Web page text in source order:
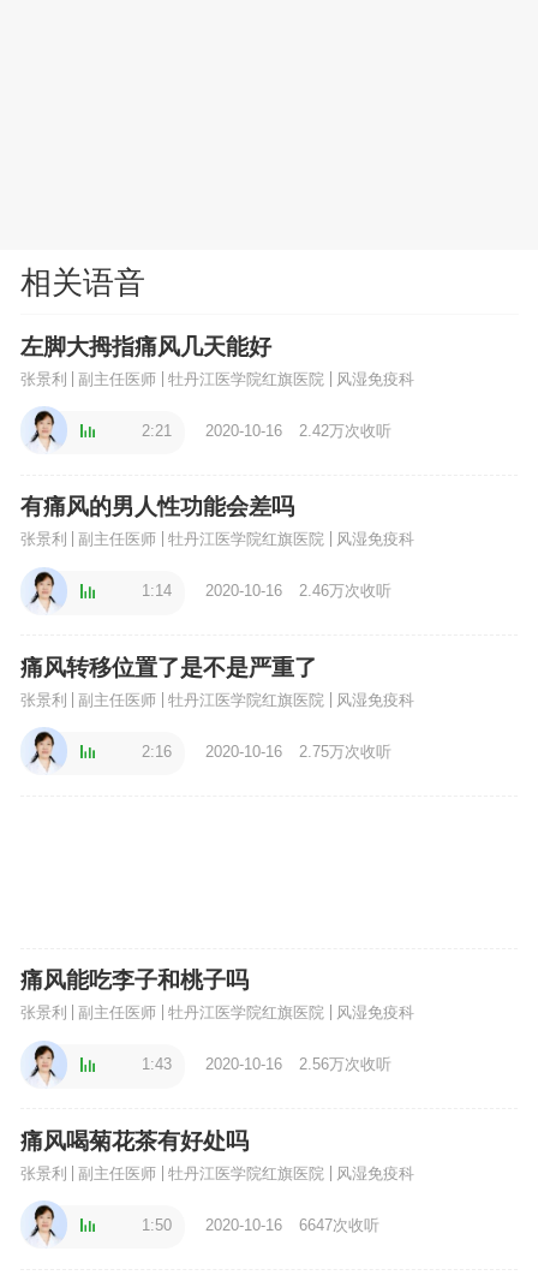
相关语音
左脚大拇指痛风几天能好
张景利 副主任医师 牡丹江医学院红旗医院 风湿免疫科
2:21 2020-10-16 2.42万次收听
有痛风的男人性功能会差吗
张景利 副主任医师 牡丹江医学院红旗医院 风湿免疫科
1:14 2020-10-16 2.46万次收听
痛风转移位置了是不是严重了
张景利 副主任医师 牡丹江医学院红旗医院 风湿免疫科
2:16 2020-10-16 2.75万次收听
痛风能吃李子和桃子吗
张景利 副主任医师 牡丹江医学院红旗医院 风湿免疫科
1:43 2020-10-16 2.56万次收听
痛风喝菊花茶有好处吗
张景利 副主任医师 牡丹江医学院红旗医院 风湿免疫科
1:50 2020-10-16 6647次收听